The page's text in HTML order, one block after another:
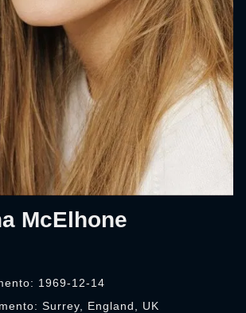
McElhone
1969-12-14
Surrey, England, UK